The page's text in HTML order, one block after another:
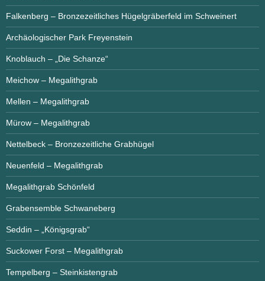
Falkenberg – Bronzezeitliches Hügelgräberfeld im Schweinert
Archäologischer Park Freyenstein
Knoblauch – „Die Schanze“
Meichow – Megalithgrab
Mellen – Megalithgrab
Mürow – Megalithgrab
Nettelbeck – Bronzezeitliche Grabhügel
Neuenfeld – Megalithgrab
Megalithgrab Schönfeld
Grabensemble Schwaneberg
Seddin – „Königsgrab“
Suckower Forst – Megalithgrab
Tempelberg – Steinkistengrab